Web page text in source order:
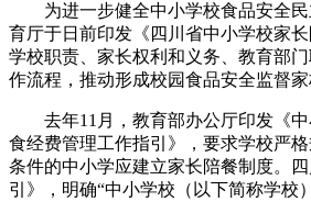
为进一步健全中小学校食品安全民
育厅于日前印发《四川省中小学校家
学校职责、家长权利和义务、教育部
作流程，推动形成校园食品安全监督家
去年11月，教育部办公厅印发《中
食经费管理工作指引》，要求学校严
条件的中小学应建立家长陪餐制度。
引》，明确“中小学校（以下简称学校